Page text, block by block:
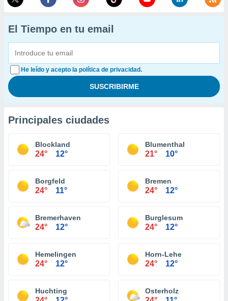
El Tiempo en tu email
He leído y acepto la política de privacidad.
Principales ciudades
Blockland
24° 12°
Blumenthal
21° 10°
Borgfeld
24° 11°
Bremen
24° 12°
Bremerhaven
24° 12°
Burglesum
24° 12°
Hemelingen
24° 12°
Horn-Lehe
24° 12°
Huchting Osterholz